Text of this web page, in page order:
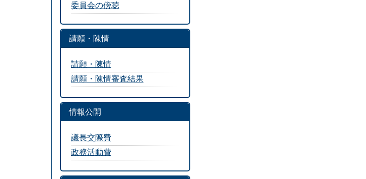
委員会の傍聴
請願・陳情
請願・陳情
請願・陳情審査結果
情報公開
議長交際費
政務活動費